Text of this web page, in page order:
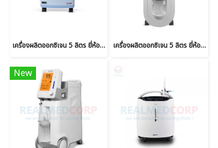
เครื่องผลิตออกซิเจน 5 ลิตร ยี่ห้อ SCALEO รุ่น Horizon S5 แบรนด์ฝรั่งเศส เครื่องผลิตออกซิเจน 5 ลิตร ยี่ห้อ Yuwell รุ่น 7F-5AW
New